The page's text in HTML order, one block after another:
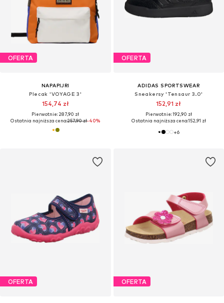
OFERTA
NAPAPIJRI
Plecak 'VOYAGE 3'
154,74 zł
Pierwotnie: 287,90 zł
Ostatnia najniższa cena:257,90 zł-40%
OFERTA
ADIDAS SPORTSWEAR
Sneakersy 'Tensaur 3.0'
152,91 zł
Pierwotnie: 192,90 zł
Ostatnia najniższa cena:152,91 zł
+6
OFERTA OFERTA